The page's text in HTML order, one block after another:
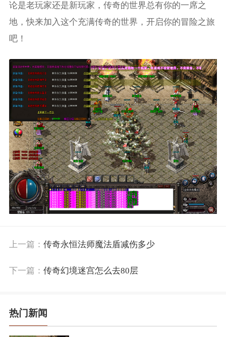
论是老玩家还是新玩家，传奇的世界总有你的一席之
地，快来加入这个充满传奇的世界，开启你的冒险之旅
吧！
上一篇： 传奇永恒法师魔法盾减伤多少
下一篇： 传奇幻境迷宫怎么去80层
热门新闻